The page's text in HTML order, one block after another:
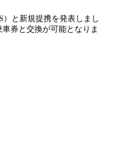
）と新規提携を発表しまし
券と交換が可能となりま